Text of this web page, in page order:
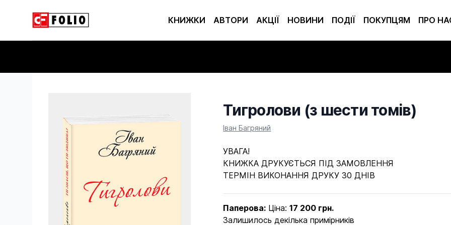
КНИЖКИ АВТОРИ АКЦІЇ НОВИНИ ПОДІЇ ПОКУПЦЯМ ПРО
Тигролови (з шести томів)
Product information
Іван Багряний
УВАГА!
КНИЖКА ДРУКУЄТЬСЯ ПІД ЗАМОВЛЕННЯ
ТЕРМІН ВИКОНАННЯ ДРУКУ 30 ДНІВ
Паперова: Ціна:17 200 грн.
Залишилось декілька примірників